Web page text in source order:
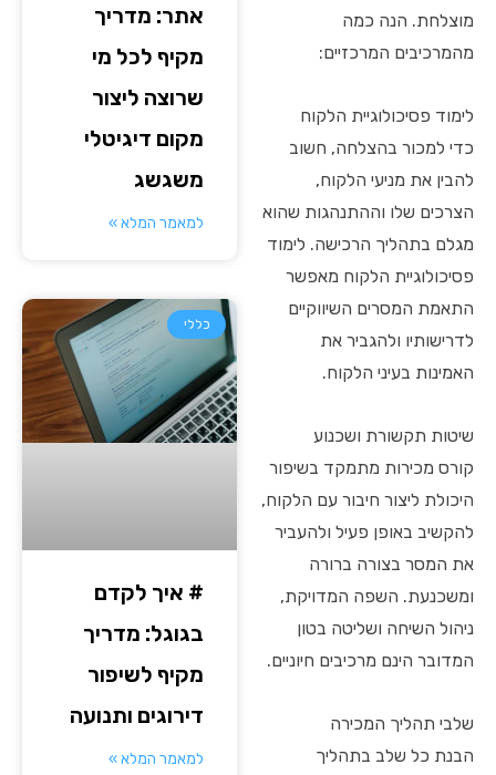
מוצלחת. הנה כמה
מהמרכיבים המרכזיים:
לימוד פסיכולוגיית הלקוח
כדי למכור בהצלחה, חשוב
להבין את מניעי הלקוח,
הצרכים שלו וההתנהגות שהוא
מגלם בתהליך הרכישה. לימוד
פסיכולוגיית הלקוח מאפשר
התאמת המסרים השיווקיים
לדרישותיו ולהגביר את
האמינות בעיני הלקוח.
שיטות תקשורת ושכנוע
קורס מכירות מתמקד בשיפור
היכולת ליצור חיבור עם הלקוח,
להקשיב באופן פעיל ולהעביר
את המסר בצורה ברורה
ומשכנעת. השפה המדויקת,
ניהול השיחה ושליטה בטון
המדובר הינם מרכיבים חיוניים.
שלבי תהליך המכירה
הבנת כל שלב בתהליך
אתר: מדריך
מקיף לכל מי
שרוצה ליצור
מקום דיגיטלי
משגשג
למאמר המלא »
כללי
# איך לקדם
בגוגל: מדריך
מקיף לשיפור
דירוגים ותנועה
למאמר המלא »